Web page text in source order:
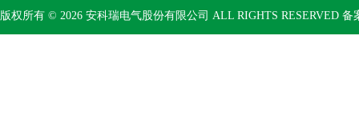
版权所有 © 2026 安科瑞电气股份有限公司 ALL RIGHTS RESERVED 备